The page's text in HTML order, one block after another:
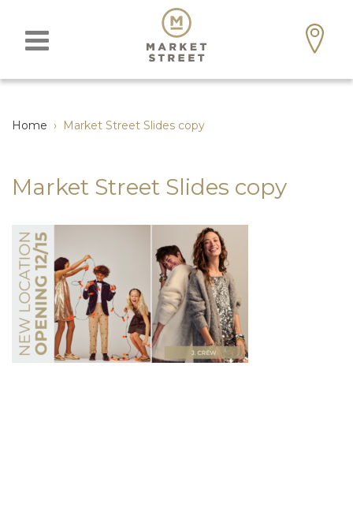
Home › Market Street Slides copy
Market Street Slides copy